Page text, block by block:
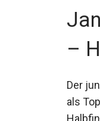
(
Der